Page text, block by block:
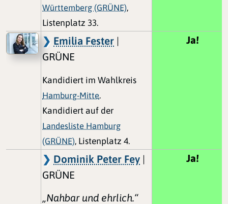
Württemberg (GRÜNE),
Listenplatz 33.
Emilia Fester |
GRÜNE
Kandidiert im Wahlkreis
Hamburg-Mitte.
Kandidiert auf der
Landesliste Hamburg
(GRÜNE), Listenplatz 4.
Ja!
Dominik Peter Fey |
GRÜNE
„Nahbar und ehrlich.“
Ja!